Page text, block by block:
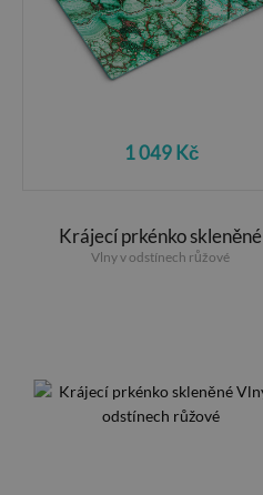
1 049 Kč
Krájecí prkénko skleněné
Vlny v odstínech růžové